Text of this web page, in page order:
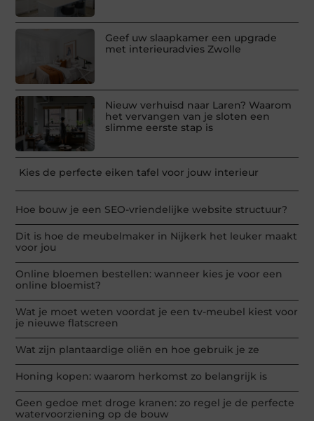
Geef uw slaapkamer een upgrade
met interieuradvies Zwolle
Nieuw verhuisd naar Laren? Waarom
het vervangen van je sloten een
slimme eerste stap is
Kies de perfecte eiken tafel voor jouw interieur
Hoe bouw je een SEO-vriendelijke website structuur?
Dit is hoe de meubelmaker in Nijkerk het leuker maakt
voor jou
Online bloemen bestellen: wanneer kies je voor een
online bloemist?
Wat je moet weten voordat je een tv-meubel kiest voor
je nieuwe flatscreen
Wat zijn plantaardige oliën en hoe gebruik je ze
Honing kopen: waarom herkomst zo belangrijk is
Geen gedoe met droge kranen: zo regel je de perfecte
watervoorziening op de bouw